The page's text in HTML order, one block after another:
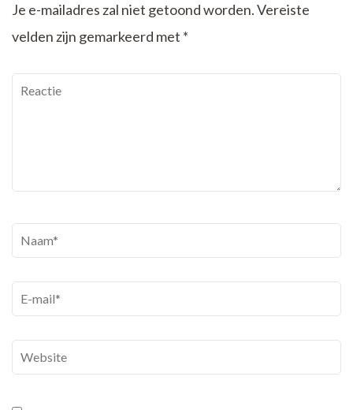
Je e-mailadres zal niet getoond worden.Vereiste
velden zijn gemarkeerd met *
Reactie
Naam*
E-
mail*
Website